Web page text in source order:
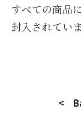
すべての商品
封入されていま
<